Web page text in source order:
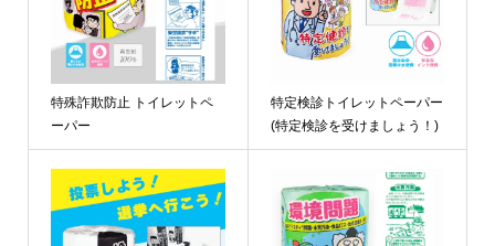
特殊詐欺防止 トイレットペ
ーパー
特定検診トイレットペーパー
(特定検診を受けましょう！)